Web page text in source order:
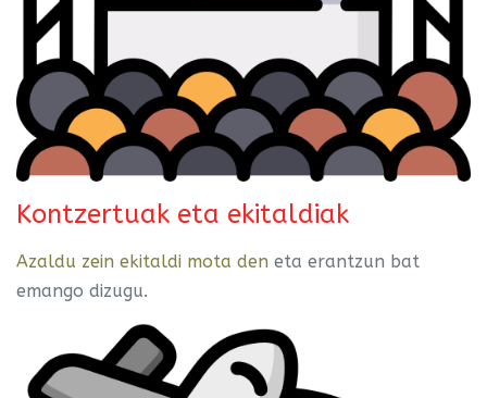
Kontzertuak eta ekitaldiak
Azaldu zein ekitaldi mota den eta erantzun bat
emango dizugu.